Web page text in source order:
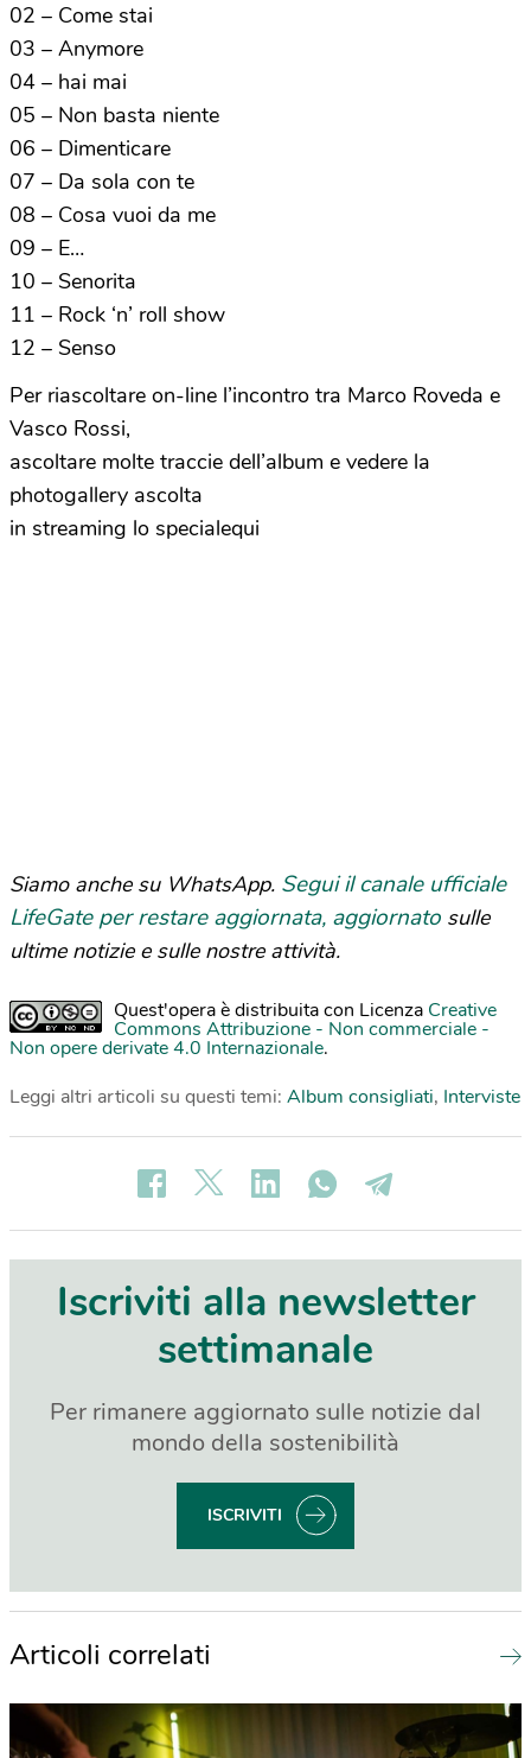
02 – Come stai
03 – Anymore
04 – hai mai
05 – Non basta niente
06 – Dimenticare
07 – Da sola con te
08 – Cosa vuoi da me
09 – E…
10 – Senorita
11 – Rock ‘n’ roll show
12 – Senso
Per riascoltare on-line l’incontro tra Marco Roveda e
Vasco Rossi,
ascoltare molte traccie dell’album e vedere la
photogallery ascolta
in streaming lo specialequi
Siamo anche su WhatsApp. Segui il canale ufficiale
LifeGate per restare aggiornata, aggiornato sulle
ultime notizie e sulle nostre attività.
Quest'opera è distribuita con Licenza Creative
Commons Attribuzione - Non commerciale -
Non opere derivate 4.0 Internazionale.
Leggi altri articoli su questi temi: Album consigliati, Interviste
Iscriviti alla newsletter
settimanale
Per rimanere aggiornato sulle notizie dal
mondo della sostenibilità
ISCRIVITI
Articoli correlati